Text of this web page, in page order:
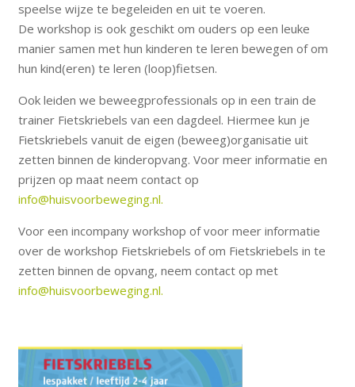
speelse wijze te begeleiden en uit te voeren.
De workshop is ook geschikt om ouders op een leuke
manier samen met hun kinderen te leren bewegen of om
hun kind(eren) te leren (loop)fietsen.
Ook leiden we beweegprofessionals op in een train de
trainer Fietskriebels van een dagdeel. Hiermee kun je
Fietskriebels vanuit de eigen (beweeg)organisatie uit
zetten binnen de kinderopvang. Voor meer informatie en
prijzen op maat neem contact op
info@huisvoorbeweging.nl.
Voor een incompany workshop of voor meer informatie
over de workshop Fietskriebels of om Fietskriebels in te
zetten binnen de opvang, neem contact op met
info@huisvoorbeweging.nl.